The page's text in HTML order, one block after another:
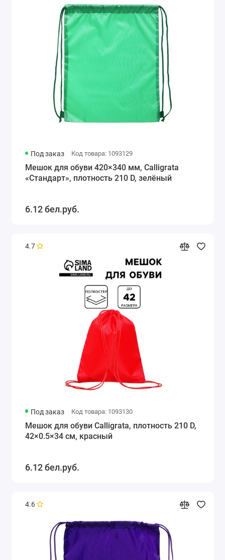
Под заказ Код товара: 1093129
Мешок для обуви 420×340 мм, Calligrata
«Стандарт», плотность 210 D, зелёный
6.12 бел.руб.
4.7
Под заказ Код товара: 1093130
Мешок для обуви Calligrata, плотность 210 D,
42×0.5×34 см, красный
6.12 бел.руб.
4.6